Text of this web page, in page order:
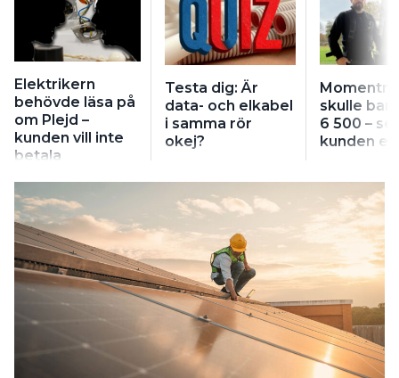
Elektrikern
behövde läsa på
om Plejd –
kunden vill inte
betala
Testa dig: Är
data- och elkabel
i samma rör
okej?
skulle
6 500 –
kunden